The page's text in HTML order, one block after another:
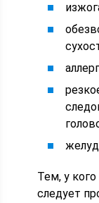
Тем, у
следует